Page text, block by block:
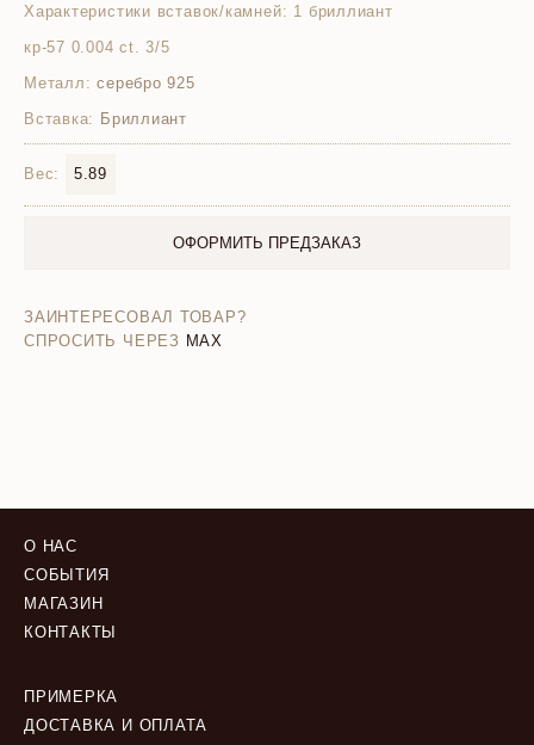
Характеристики вставок/камней: 1 бриллиант
кр-57 0.004 ct. 3/5
Металл: серебро 925
Вставка: Бриллиант
Вес: 5.89
ОФОРМИТЬ ПРЕДЗАКАЗ
ЗАИНТЕРЕСОВАЛ ТОВАР?
СПРОСИТЬ ЧЕРЕЗ MAX
О НАС
СОБЫТИЯ
МАГАЗИН
КОНТАКТЫ
ПРИМЕРКА
ДОСТАВКА И ОПЛАТА